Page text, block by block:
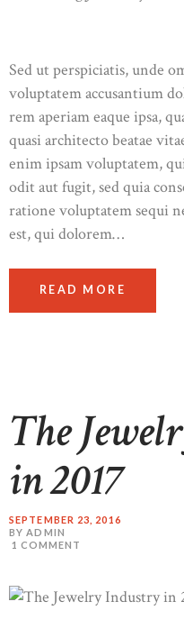
Sed ut perspiciatis, unde
voluptatem accusantium
rem aperiam eaque ipsa,
quasi architecto beatae
enim ipsam voluptatem,
odit aut fugit, sed quia
ratione voluptatem sequi
est, qui dolorem…
READ MORE
The
in 2017
SEPTEMBER 23, 2016
BY ADMIN
1 COMMENT